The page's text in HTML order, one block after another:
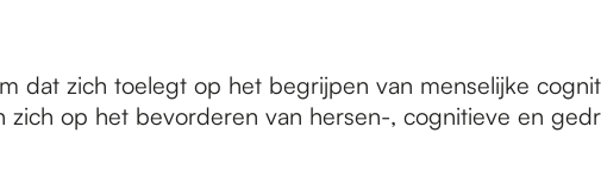
dat zich toelegt op het begrijpen van menselijke
op het bevorderen van hersen-, cognitieve en